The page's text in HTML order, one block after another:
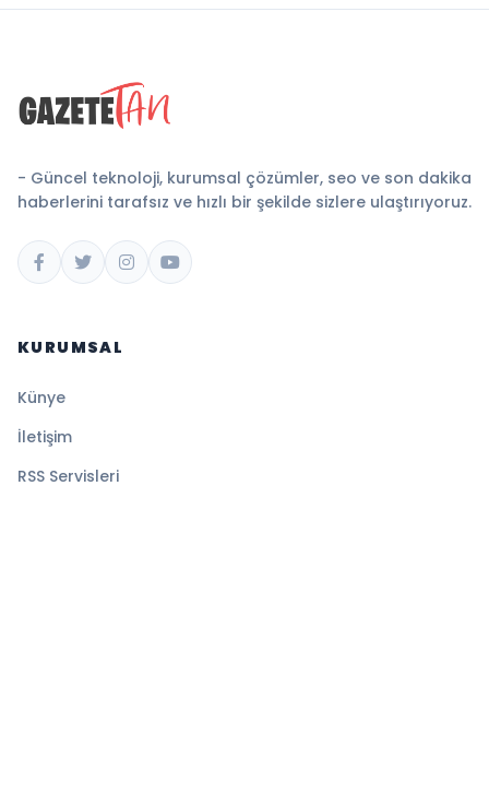
- Güncel teknoloji, kurumsal çözümler, seo ve son dakika
haberlerini tarafsız ve hızlı bir şekilde sizlere ulaştırıyoruz.
KURUMSAL
Künye
İletişim
RSS Servisleri